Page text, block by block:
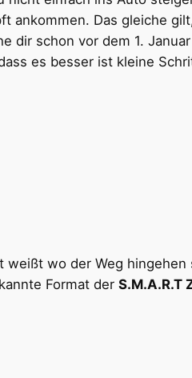
ankommen. Das gleiche
dir schon vor dem 1.
es besser ist kleine
wo der Weg
Format der S.M.A.R.T